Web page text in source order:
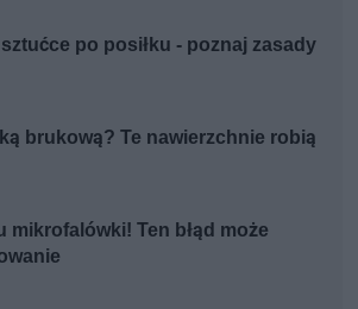
po posiłku - poznaj zasady
brukową? Te nawierzchnie robią
mikrofalówki! Ten błąd może